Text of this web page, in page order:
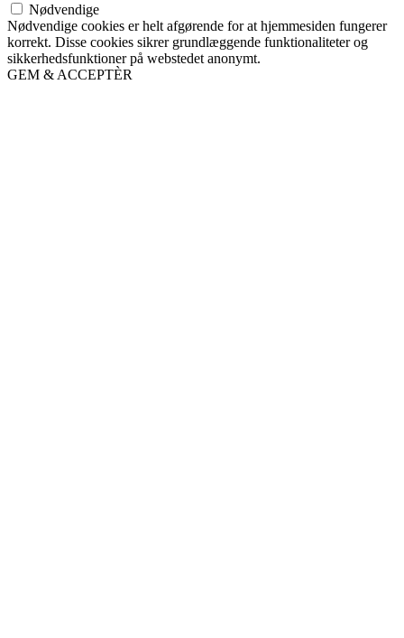
Nødvendige
Nødvendige cookies er helt afgørende for at hjemmesiden fungerer
korrekt. Disse cookies sikrer grundlæggende funktionaliteter og
sikkerhedsfunktioner på webstedet anonymt.
GEM & ACCEPTÈR